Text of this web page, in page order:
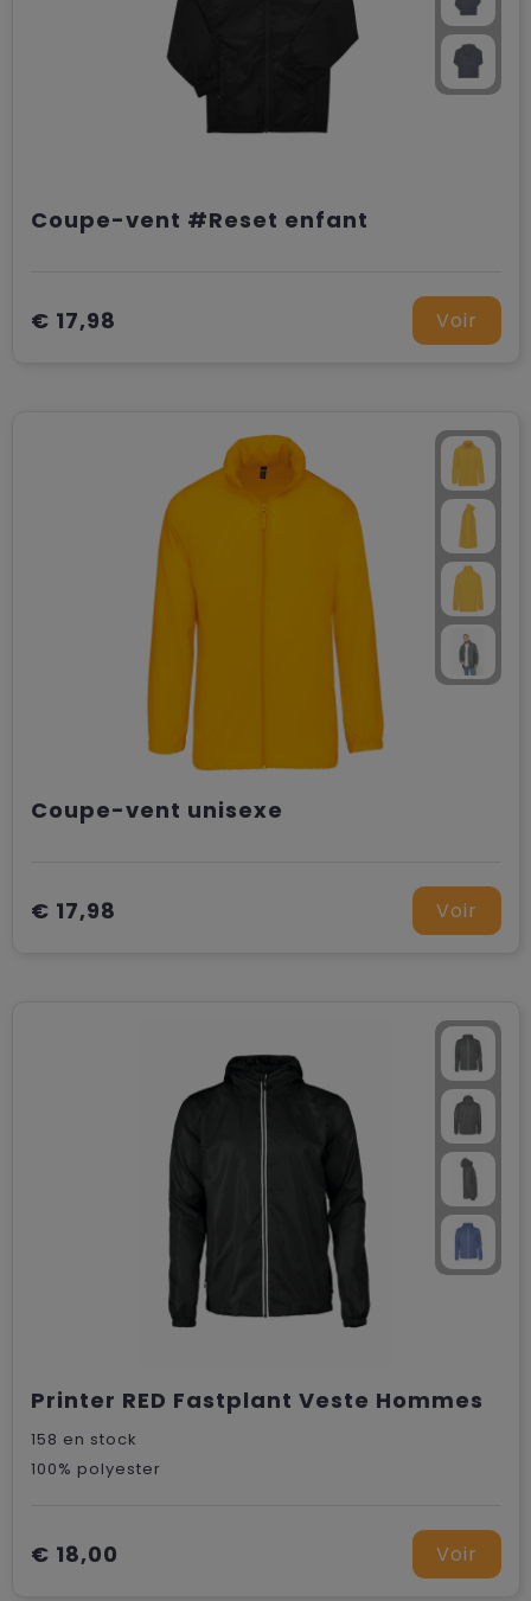
Coupe-vent #Reset enfant
€ 17,98 Voir
Coupe-vent unisexe
€ 17,98 Voir
Printer RED Fastplant Veste Hommes
158 en stock
100% polyester
€ 18,00 Voir